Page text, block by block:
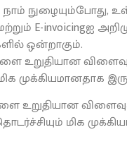
நாம்
மற்றும் E-invoicingஐ
ஒன்றாகும்.
உறுதியான
முக்கியமானதாக
உறுதியான
மிக